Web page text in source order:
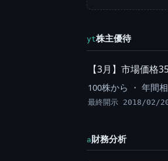
yt株主優待
【3月】市場価格
100株から ・ 年間
最終開示 2018/02/
a財務分析